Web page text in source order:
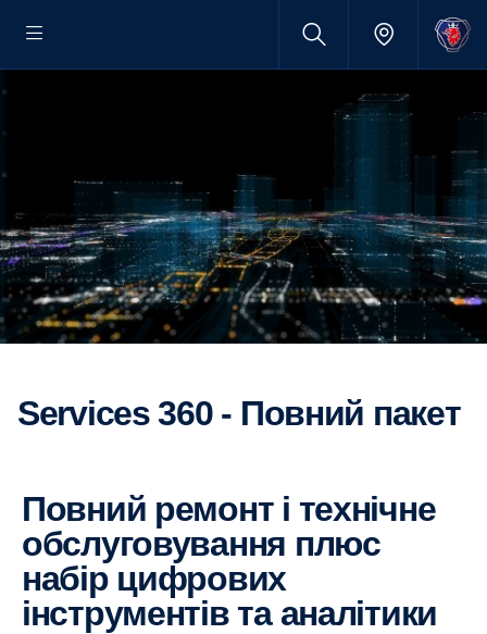
Services 360 - Повний пакет
Повний ремонт і технічне
обслуговування плюс
набір цифрових
інструментів та аналітики